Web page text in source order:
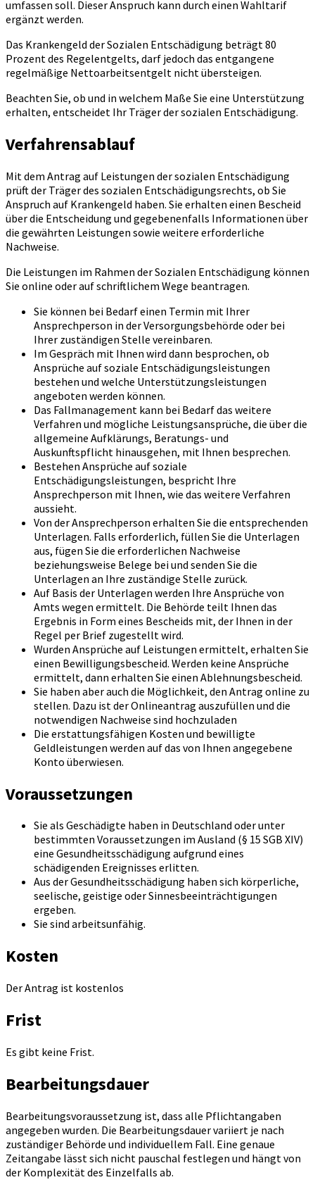
umfassen soll. Dieser Anspruch kann durch einen Wahltarif
ergänzt werden.
Das Krankengeld der Sozialen Entschädigung beträgt 80
Prozent des Regelentgelts, darf jedoch das entgangene
regelmäßige Nettoarbeitsentgelt nicht übersteigen.
Beachten Sie, ob und in welchem Maße Sie eine Unterstützung
erhalten, entscheidet Ihr Träger der sozialen Entschädigung.
Verfahrensablauf
Mit dem Antrag auf Leistungen der sozialen Entschädigung
prüft der Träger des sozialen Entschädigungsrechts, ob Sie
Anspruch auf Krankengeld haben. Sie erhalten einen Bescheid
über die Entscheidung und gegebenenfalls Informationen über
die gewährten Leistungen sowie weitere erforderliche
Nachweise.
Die Leistungen im Rahmen der Sozialen Entschädigung können
Sie online oder auf schriftlichem Wege beantragen.
Sie können bei Bedarf einen Termin mit Ihrer
Ansprechperson in der Versorgungsbehörde oder bei
Ihrer zuständigen Stelle vereinbaren.
Im Gespräch mit Ihnen wird dann besprochen, ob
Ansprüche auf soziale Entschädigungsleistungen
bestehen und welche Unterstützungsleistungen
angeboten werden können.
Das Fallmanagement kann bei Bedarf das weitere
Verfahren und mögliche Leistungsansprüche, die über die
allgemeine Aufklärungs, Beratungs- und
Auskunftspflicht hinausgehen, mit Ihnen besprechen.
Bestehen Ansprüche auf soziale
Entschädigungsleistungen, bespricht Ihre
Ansprechperson mit Ihnen, wie das weitere Verfahren
aussieht.
Von der Ansprechperson erhalten Sie die entsprechenden
Unterlagen. Falls erforderlich, füllen Sie die Unterlagen
aus, fügen Sie die erforderlichen Nachweise
beziehungsweise Belege bei und senden Sie die
Unterlagen an Ihre zuständige Stelle zurück.
Auf Basis der Unterlagen werden Ihre Ansprüche von
Amts wegen ermittelt. Die Behörde teilt Ihnen das
Ergebnis in Form eines Bescheids mit, der Ihnen in der
Regel per Brief zugestellt wird.
Wurden Ansprüche auf Leistungen ermittelt, erhalten Sie
einen Bewilligungsbescheid. Werden keine Ansprüche
ermittelt, dann erhalten Sie einen Ablehnungsbescheid.
Sie haben aber auch die Möglichkeit, den Antrag online zu
stellen. Dazu ist der Onlineantrag auszufüllen und die
notwendigen Nachweise sind hochzuladen
Die erstattungsfähigen Kosten und bewilligte
Geldleistungen werden auf das von Ihnen angegebene
Konto überwiesen.
Voraussetzungen
Sie als Geschädigte haben in Deutschland oder unter
bestimmten Voraussetzungen im Ausland (§ 15 SGB XIV)
eine Gesundheitsschädigung aufgrund eines
schädigenden Ereignisses erlitten.
Aus der Gesundheitsschädigung haben sich körperliche,
seelische, geistige oder Sinnesbeeinträchtigungen
ergeben.
Sie sind arbeitsunfähig.
Kosten
Der Antrag ist kostenlos
Frist
Es gibt keine Frist.
Bearbeitungsdauer
Bearbeitungsvoraussetzung ist, dass alle Pflichtangaben
angegeben wurden. Die Bearbeitungsdauer variiert je nach
zuständiger Behörde und individuellem Fall. Eine genaue
Zeitangabe lässt sich nicht pauschal festlegen und hängt von
der Komplexität des Einzelfalls ab.